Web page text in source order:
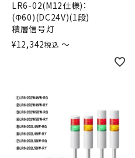
LR6-02(M12仕様)：
(Φ60)(DC24V)(1段)
積層信号灯
¥12,342税込 〜